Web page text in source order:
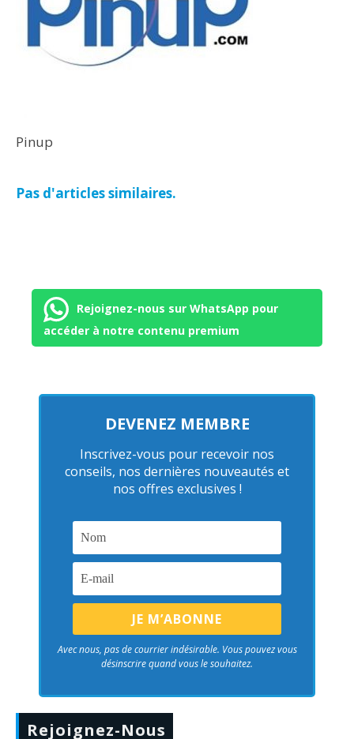
Pinup
Pas d'articles similaires.
Rejoignez-nous sur WhatsApp pour
accéder à notre contenu premium
DEVENEZ MEMBRE
Inscrivez-vous pour recevoir nos
conseils, nos dernières nouveautés et
nos offres exclusives !
Avec nous, pas de courrier indésirable. Vous pouvez vous
désinscrire quand vous le souhaitez.
Rejoignez-Nous